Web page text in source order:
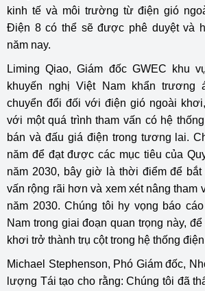
kinh tế và môi trường từ điện gió
Điện 8 có thể sẽ được phê duyệt và
năm nay.
Liming Qiao, Giám đốc GWEC khu
khuyến nghị Việt Nam khẩn trương
chuyển đổi đối với điện gió ngoài
với một quá trình tham vấn có hệ
bán và đấu giá điện trong tương lai.
năm để đạt được các mục tiêu của
năm 2030, bây giờ là thời điểm để bắt
vấn rộng rãi hơn và xem xét nâng tham
năm 2030. Chúng tôi hy vọng báo
Nam trong giai đoạn quan trọng này,
khơi trở thành trụ cột trong hệ thống
Michael Stephenson, Phó Giám đốc,
lượng Tái tạo cho rằng: Chúng tôi đã